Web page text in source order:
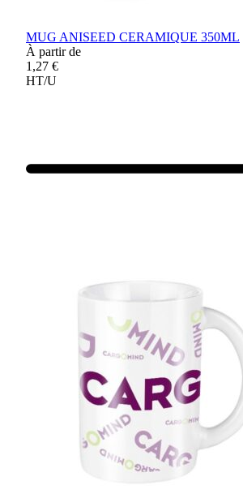
MUG ANISEED CERAMIQUE 350ML
À partir de
1,27 €
HT/U